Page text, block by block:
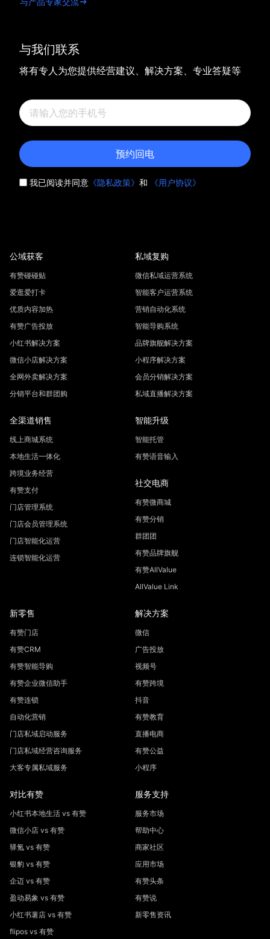
与我们联系
将有专人为您提供经营建议、解决方案、专业答疑等
预约回电
我已阅读并同意 《隐私政策》 和 《用户协议》
公域获客
有赞碰碰贴
爱逛爱打卡
优质内容加热
有赞广告投放
小红书解决方案
微信小店解决方案
全网外卖解决方案
分销平台和群团购
私域复购
微信私域运营系统
智能客户运营系统
营销自动化系统
智能导购系统
品牌旗舰解决方案
小程序解决方案
会员分销解决方案
私域直播解决方案
全渠道销售
线上商城系统
本地生活一体化
跨境业务经营
有赞支付
门店管理系统
门店会员管理系统
门店智能化运营
连锁智能化运营
智能升级
智能托管
有赞语音输入
社交电商
有赞微商城
有赞分销
群团团
有赞品牌旗舰
有赞AllValue
AllValue Link
新零售
有赞门店
有赞CRM
有赞智能导购
有赞企业微信助手
有赞连锁
自动化营销
门店私域启动服务
门店私域经营咨询服务
大客专属私域服务
解决方案
微信
广告投放
视频号
有赞跨境
抖音
有赞教育
直播电商
有赞公益
小程序
对比有赞
小红书本地生活 vs 有赞
微信小店 vs 有赞
驿氪 vs 有赞
银豹 vs 有赞
企迈 vs 有赞
盈动易象 vs 有赞
小红书薯店 vs 有赞
flipos vs 有赞
服务支持
服务市场
帮助中心
商家社区
应用市场
有赞头条
有赞说
新零售资讯